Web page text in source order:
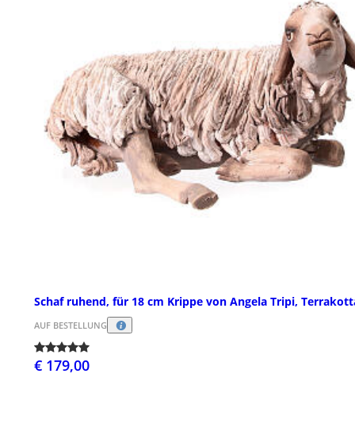
Schaf ruhend, für 18 cm Krippe von Angela Tripi,
AUF BESTELLUNG
€ 179,00